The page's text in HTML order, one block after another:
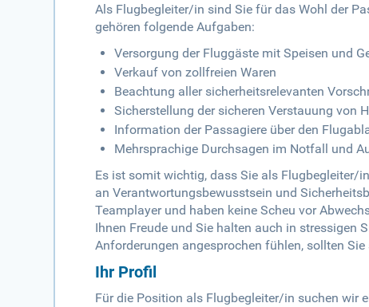
Als Flugbegleiter/in sind Sie für das Wohl der
gehören folgende Aufgaben:
Versorgung der Fluggäste mit Speisen und
Verkauf von zollfreien Waren
Beachtung aller sicherheitsrelevanten
Sicherstellung der sicheren Verstauung von
Information der Passagiere über den
Mehrsprachige Durchsagen im Notfall und
Es ist somit wichtig, dass Sie als Flugbegleiter/
an Verantwortungsbewusstsein und
Teamplayer und haben keine Scheu vor
Ihnen Freude und Sie halten auch in stressigen
Anforderungen angesprochen fühlen, sollten
Ihr Profil
Für die Position als Flugbegleiter/in suchen